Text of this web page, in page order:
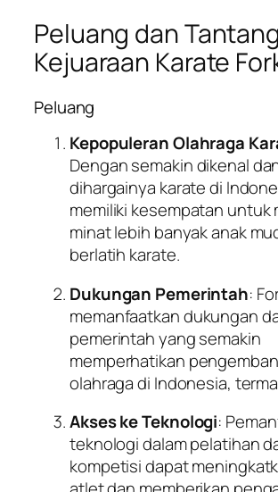
Peluang dan
Kejuaraan Karate
Peluang
Kepopuleran Olahraga
Dengan semakin dikenal
dihargainya karate di
memiliki kesempatan untuk
minat lebih banyak anak
berlatih karate.
Dukungan Pemerintah:
memanfaatkan dukungan
pemerintah yang semakin
memperhatikan
olahraga di Indonesia,
Akses ke Teknologi:
teknologi dalam pelatihan
kompetisi dapat